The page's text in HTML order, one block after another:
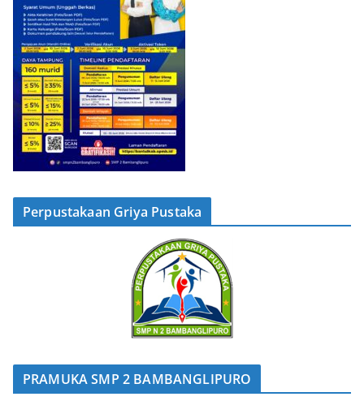
Perpustakaan Griya Pustaka
PRAMUKA SMP 2 BAMBANGLIPURO